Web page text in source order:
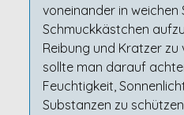
voneinander in
Schmuckkästchen
Reibung und Kratzer zu
sollte man darauf
Feuchtigkeit,
Substanzen zu